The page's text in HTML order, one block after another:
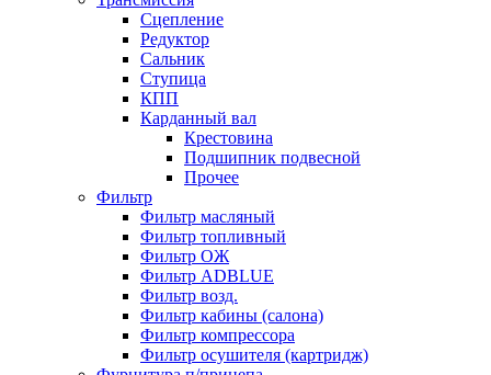
Сцепление
Редуктор
Сальник
Ступица
КПП
Карданный вал
Крестовина
Подшипник подвесной
Прочее
Фильтр
Фильтр масляный
Фильтр топливный
Фильтр ОЖ
Фильтр ADBLUE
Фильтр возд.
Фильтр кабины (салона)
Фильтр компрессора
Фильтр осушителя (картридж)